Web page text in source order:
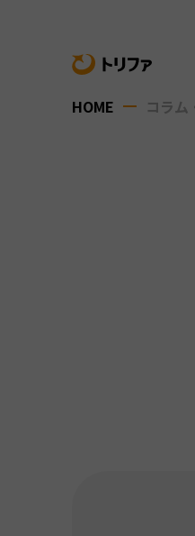
HOME コラム